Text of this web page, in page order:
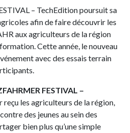
– TechEdition poursuit sa
afin de faire découvrir les
aux agriculteurs de la région
Cette année, le nouveau
avec des essais terrain
FESTIVAL –
reçu les agriculteurs de la région,
des jeunes au sein des
bien plus qu’une simple